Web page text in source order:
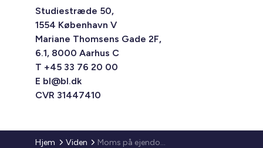
Studiestræde 50,
1554 København V
Mariane Thomsens Gade 2F,
6.1, 8000 Aarhus C
T +45 33 76 20 00
E bl@bl.dk
CVR 31447410
Hjem Viden Moms på ejendomsservice